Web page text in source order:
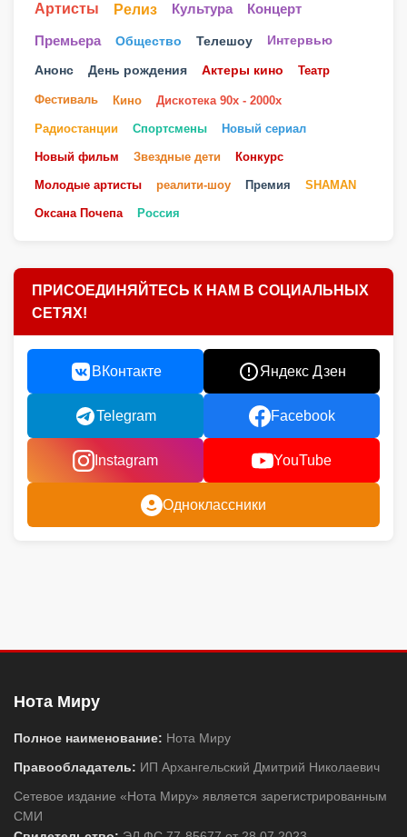
Артисты Релиз Культура Концерт
Премьера Общество Телешоу Интервью
Анонс День рождения Актеры кино Театр
Фестиваль Кино Дискотека 90х - 2000х
Радиостанции Спортсмены Новый сериал
Новый фильм Звездные дети Конкурс
Молодые артисты реалити-шоу Премия SHAMAN
Оксана Почепа Россия
ПРИСОЕДИНЯЙТЕСЬ К НАМ В СОЦИАЛЬНЫХ
СЕТЯХ!
ВКонтакте Яндекс Дзен
Telegram Facebook
Instagram YouTube
Одноклассники
Нота Миру
Полное наименование: Нота Миру
Правообладатель: ИП Архангельский Дмитрий Николаевич
Сетевое издание «Нота Миру» является зарегистрированным
СМИ